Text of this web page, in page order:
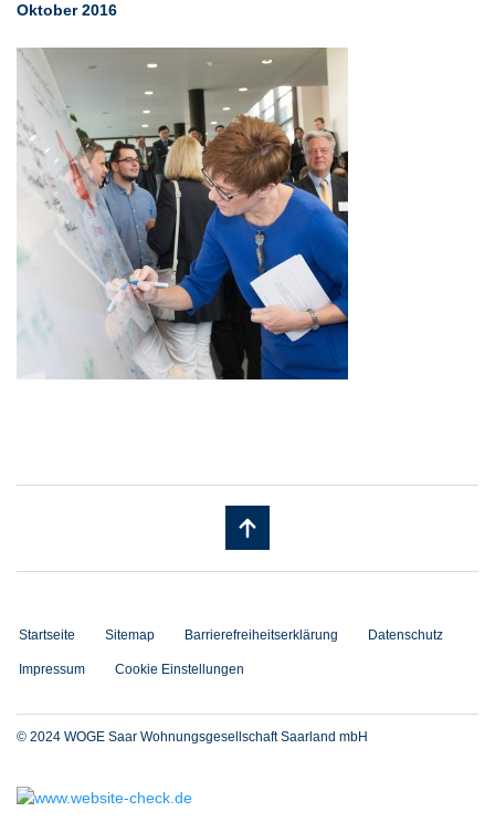
Oktober 2016
Startseite Sitemap Barrierefreiheitserklärung Datenschutz
Impressum Cookie Einstellungen
© 2024 WOGE Saar Wohnungsgesellschaft Saarland mbH